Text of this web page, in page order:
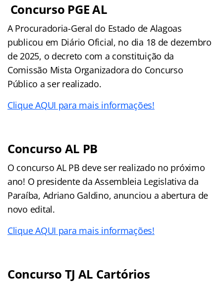
Concurso PGE AL
A Procuradoria-Geral do Estado de Alagoas
publicou em Diário Oficial, no dia 18 de dezembro
de 2025, o decreto com a constituição da
Comissão Mista Organizadora do Concurso
Público a ser realizado.
Clique AQUI para mais informações!
Concurso AL PB
O concurso AL PB deve ser realizado no próximo
ano! O presidente da Assembleia Legislativa da
Paraíba, Adriano Galdino, anunciou a abertura de
novo edital.
Clique AQUI para mais informações!
Concurso TJ AL Cartórios